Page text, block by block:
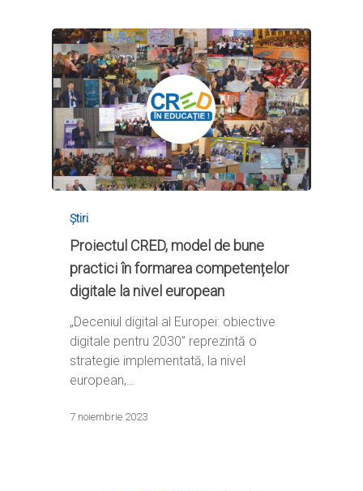
Știri
Proiectul CRED, model de bune
practici în formarea competențelor
digitale la nivel european
„Deceniul digital al Europei: obiective
digitale pentru 2030” reprezintă o
strategie implementată, la nivel
european,…
7 noiembrie 2023